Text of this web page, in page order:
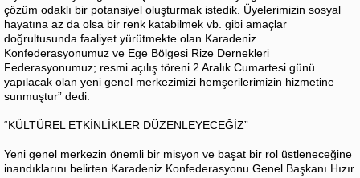
çözüm odaklı bir potansiyel oluşturmak istedik. Üyelerimizin sosyal
hayatına az da olsa bir renk katabilmek vb. gibi amaçlar
doğrultusunda faaliyet yürütmekte olan Karadeniz
Konfederasyonumuz ve Ege Bölgesi Rize Dernekleri
Federasyonumuz; resmi açılış töreni 2 Aralık Cumartesi günü
yapılacak olan yeni genel merkezimizi hemşerilerimizin hizmetine
sunmuştur” dedi.
“KÜLTÜREL ETKİNLİKLER DÜZENLEYECEĞİZ”
Yeni genel merkezin önemli bir misyon ve başat bir rol üstleneceğine
inandıklarını belirten Karadeniz Konfederasyonu Genel Başkanı Hızır